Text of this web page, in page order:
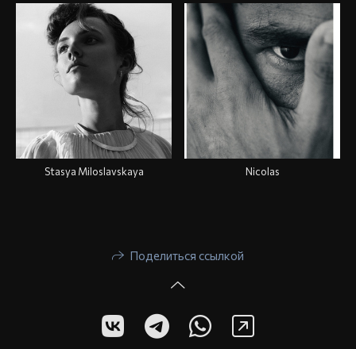
Stasya Miloslavskaya Nicolas
Поделиться ссылкой